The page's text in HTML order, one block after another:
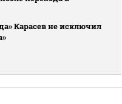
Карасев не исключил